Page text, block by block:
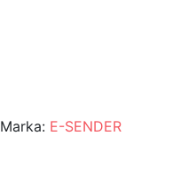
Marka: E-SENDER